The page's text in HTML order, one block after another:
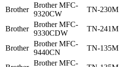
Brother
Brother MFC-
9320CW
TN-230M
Brother
Brother MFC-
9330CDW
TN-241M
Brother
Brother MFC-
9440CN
TN-135M
Brother MFC-